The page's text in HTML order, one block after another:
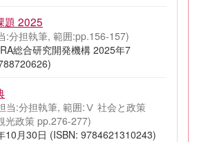
題 2025
:分担執筆, 範囲:pp.156-157)
総合研究開発機構 2025年7
当:分担執筆, 範囲:Ⅴ 社会と政策
光政策 pp.276-277)
10月30日 (ISBN: 9784621310243)